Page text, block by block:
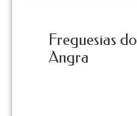
Freguesias
Angra